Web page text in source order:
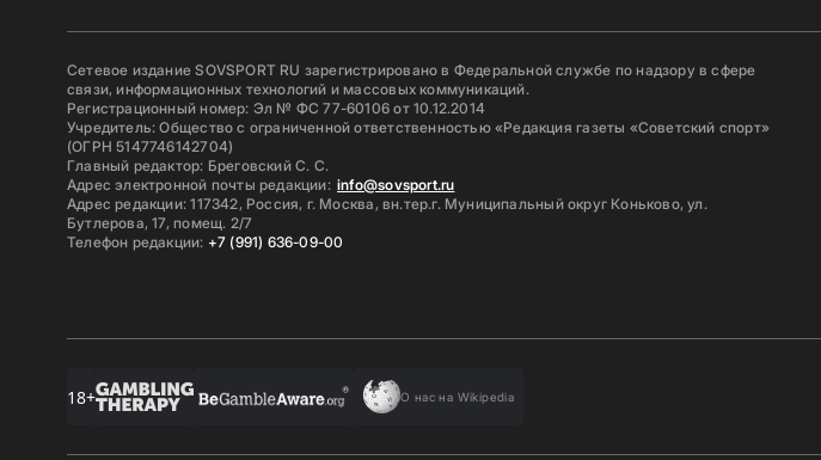
Сетевое издание SOVSPORT RU зарегистрировано в Федеральной службе по надзору в сфере
связи, информационных технологий и массовых коммуникаций.
Регистрационный номер: Эл № ФС 77-60106 от 10.12.2014
Учредитель: Общество с ограниченной ответственностью «Редакция газеты «Советский спорт»
(ОГРН 5147746142704)
Главный редактор: Бреговский С. С.
Адрес электронной почты редакции: info@sovsport.ru
Адрес редакции: 117342, Россия, г. Москва, вн.тер.г. Муниципальный округ Коньково, ул.
Бутлерова, 17, помещ. 2/7
Телефон редакции: +7 (991) 636-09-00
18+ О нас на Wikipedia